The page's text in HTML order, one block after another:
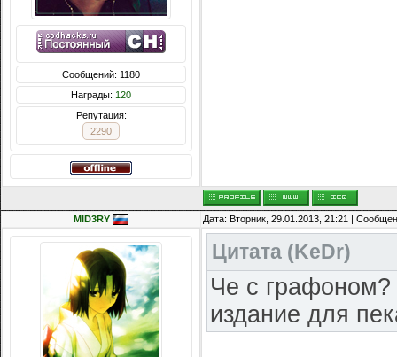
Сообщений: 1180
Награды: 120
Репутация:
2290
MID3RY Дата: Вторник, 29.01.2013, 21:21 |
Цитата (KeDr)
Че с графоном?
издание для